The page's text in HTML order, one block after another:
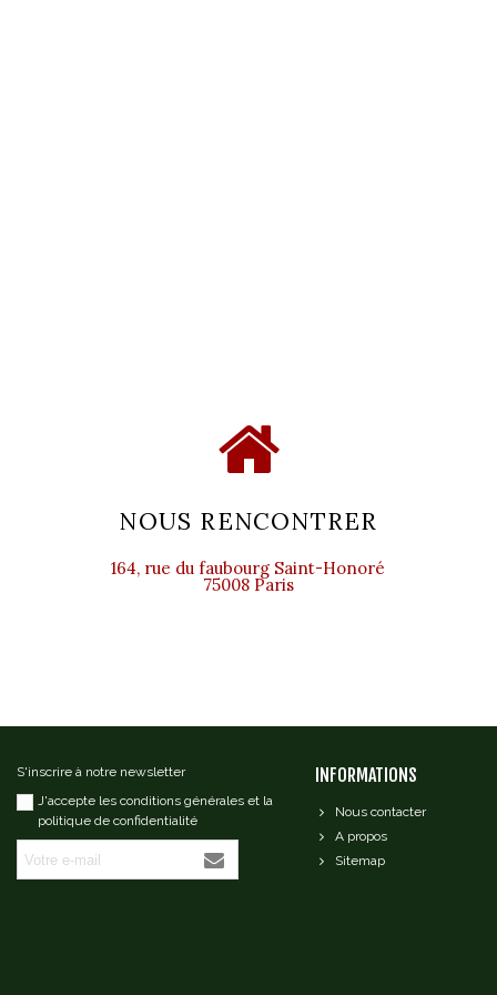
NOUS RENCONTRER
164, rue du faubourg Saint-Honoré
75008 Paris
S'inscrire à notre newsletter
J'accepte les conditions générales et la
politique de confidentialité
INFORMATIONS
Nous contacter
A propos
Sitemap